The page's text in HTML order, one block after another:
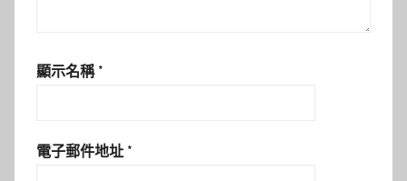
顯示名稱 *
電子郵件地址 *